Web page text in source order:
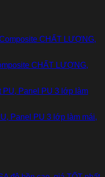
CHẤT LƯỢNG,
Panel PU 3 lớp làm mái,